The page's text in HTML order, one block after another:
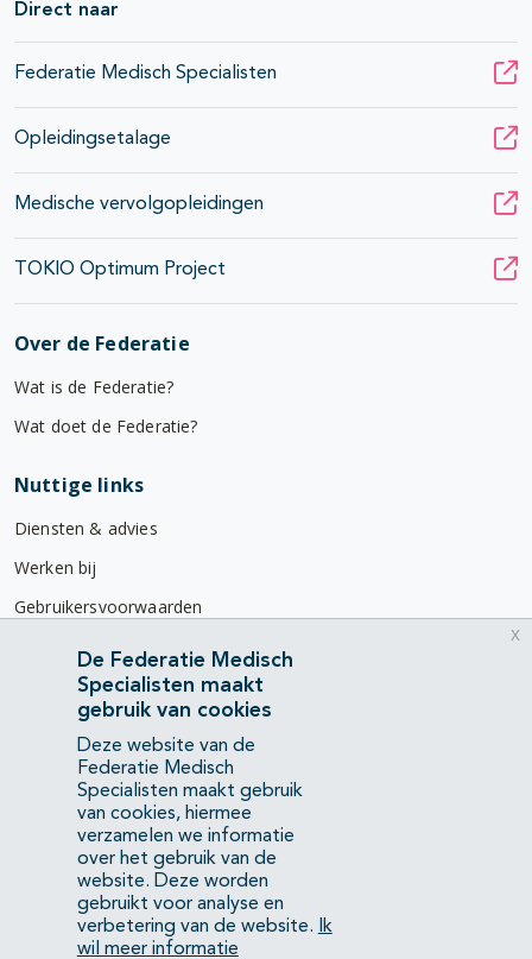
Direct naar
Federatie Medisch Specialisten
Opleidingsetalage
Medische vervolgopleidingen
TOKIO Optimum Project
Over de Federatie
Wat is de Federatie?
Wat doet de Federatie?
Nuttige links
Diensten & advies
Werken bij
Gebruikersvoorwaarden
Privacyverklaring
Contact
Mercatorlaan 1200
3528 BL Utrecht
(088) 505 34 34
info@richtlijnendatabase.nl
YouTubeLinkedIn
De Federatie Medisch
Specialisten maakt
gebruik van cookies
Deze website van de
Federatie Medisch
Specialisten maakt gebruik
van cookies, hiermee
verzamelen we informatie
over het gebruik van de
website. Deze worden
gebruikt voor analyse en
verbetering van de website.
Ik
wil meer informatie
x